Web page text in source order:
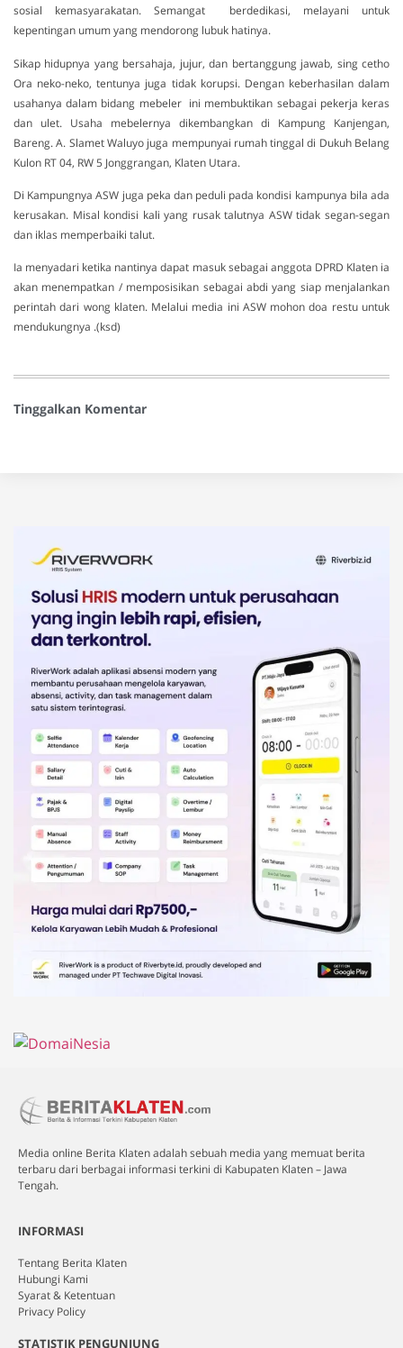
sosial kemasyarakatan. Semangat berdedikasi, melayani untuk
kepentingan umum yang mendorong lubuk hatinya.
Sikap hidupnya yang bersahaja, jujur, dan bertanggung jawab, sing cetho
Ora neko-neko, tentunya juga tidak korupsi. Dengan keberhasilan dalam
usahanya dalam bidang mebeler ini membuktikan sebagai pekerja keras
dan ulet. Usaha mebelernya dikembangkan di Kampung Kanjengan,
Bareng. A. Slamet Waluyo juga mempunyai rumah tinggal di Dukuh Belang
Kulon RT 04, RW 5 Jonggrangan, Klaten Utara.
Di Kampungnya ASW juga peka dan peduli pada kondisi kampunya bila ada
kerusakan. Misal kondisi kali yang rusak talutnya ASW tidak segan-segan
dan iklas memperbaiki talut.
Ia menyadari ketika nantinya dapat masuk sebagai anggota DPRD Klaten ia
akan menempatkan / memposisikan sebagai abdi yang siap menjalankan
perintah dari wong klaten. Melalui media ini ASW mohon doa restu untuk
mendukungnya .(ksd)
Tinggalkan Komentar
Media online Berita Klaten adalah sebuah media yang memuat berita
terbaru dari berbagai informasi terkini di Kabupaten Klaten – Jawa
Tengah.
INFORMASI
Tentang Berita Klaten
Hubungi Kami
Syarat & Ketentuan
Privacy Policy
STATISTIK PENGUNJUNG